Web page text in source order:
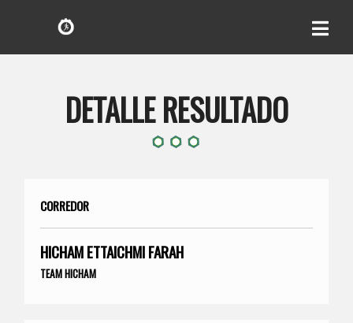
DETALLE RESULTADO
CORREDOR
HICHAM ETTAICHMI FARAH
TEAM HICHAM